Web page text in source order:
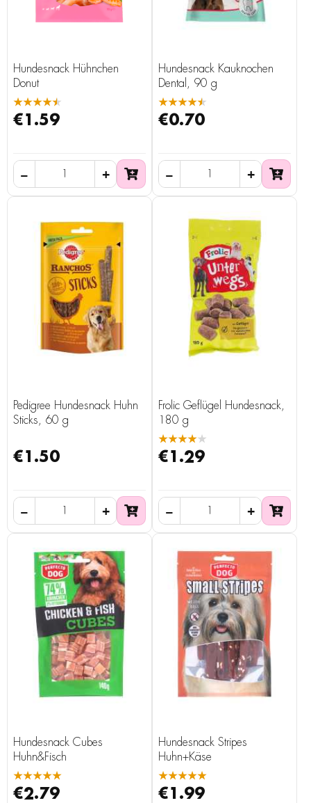
Hundesnack Hühnchen
Donut
★★★★★
€1.59
Hundesnack Kauknochen
Dental, 90 g
★★★★★
€0.70
Pedigree Hundesnack Huhn
Sticks, 60 g
€1.50
Frolic Geflügel Hundesnack,
180 g
★★★★★
€1.29
Hundesnack Cubes
Huhn&Fisch
★★★★★
€2.79
Hundesnack Stripes
Huhn+Käse
★★★★★
€1.99